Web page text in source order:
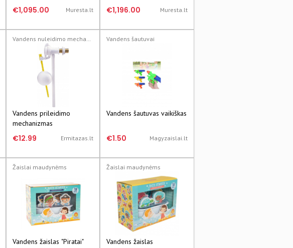
vandens ruošimu, 7,7 -
25,9 kW
€1,095.00 Muresta.lt
vandens ruošimu, 5,3-19,1
kW
€1,196.00 Muresta.lt
Vandens nuleidimo mechanizmai
Vandens prileidimo
mechanizmas
€12.99 Ermitazas.lt
Vandens šautuvai
Vandens šautuvas vaikiškas
€1.50 Magyzaislai.lt
Žaislai maudynėms
Vandens žaislas "Piratai"
Žaislai maudynėms
Vandens žaislas